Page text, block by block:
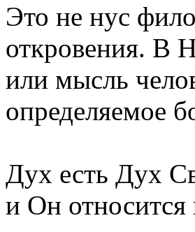
Это не нус
откровения. В
или мысль
определяемое
Дух есть Дух
и Он относится